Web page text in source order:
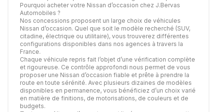
Pourquoi acheter votre Nissan d’occasion chez J.Bervas
Automobiles ?
Nos concessions proposent un large choix de véhicules
Nissan d’occasion. Quel que soit le modèle recherché (SUV,
citadine, électrique ou utilitaire), vous trouverez différentes
configurations disponibles dans nos agences à travers la
France.
Chaque véhicule repris fait l’objet d’une vérification complète
et rigoureuse. Ce contrôle approfondi nous permet de vous
proposer une Nissan d’occasion fiable et prête à prendre la
route en toute sérénité. Avec plusieurs dizaines de modèles
disponibles en permanence, vous bénéficiez d’un choix varié
en matière de finitions, de motorisations, de couleurs et de
budgets.